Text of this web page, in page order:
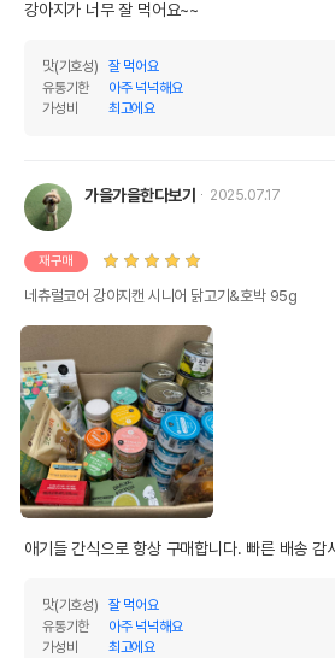
강아지가 너무 잘 먹어요~~
맛(기호성)
잘 먹어요
유통기한
아주 넉넉해요
가성비
최고에요
가을가을한다보기 2025.07.17
재구매
네츄럴코어 강아지캔 시니어 닭고기&호박 95g
애기들 간식으로 항상 구매합니다. 빠른 배송 감
맛(기호성)
잘 먹어요
유통기한
아주 넉넉해요
가성비
최고에요